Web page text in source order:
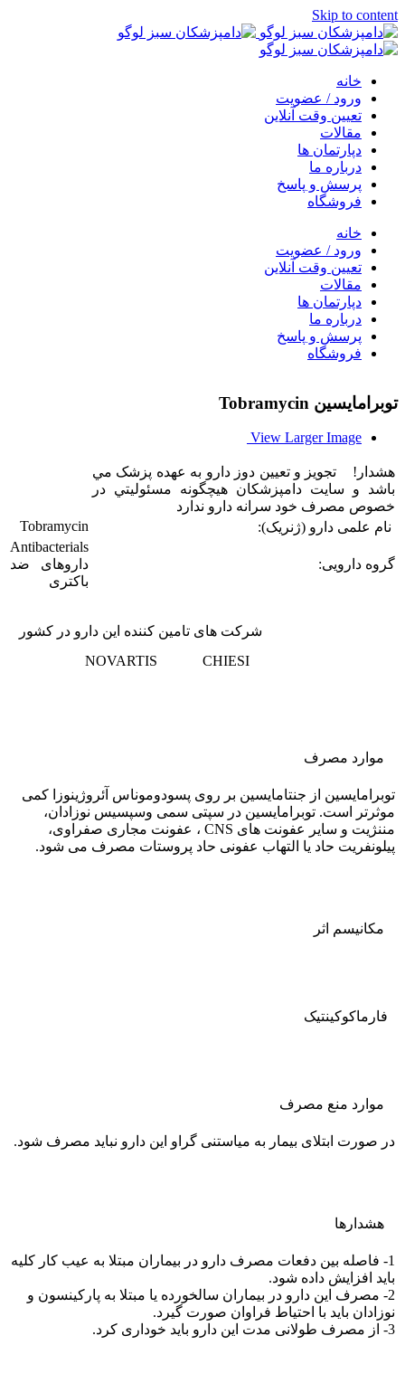
Skip to content
خانه
ورود / عضویت
تعیین وقت آنلاین
مقالات
دپارتمان ها
درباره ما
پرسش و پاسخ
فروشگاه
خانه
ورود / عضویت
تعیین وقت آنلاین
مقالات
دپارتمان ها
درباره ما
پرسش و پاسخ
فروشگاه
توبرامایسین Tobramycin
View Larger Image
هشدار! تجويز و تعيين دوز دارو به عهده پزشک مي
باشد و سایت دامپزشکان هيچگونه مسئوليتي در
خصوص مصرف خود سرانه دارو ندارد
نام علمی دارو (ژنریک):
Tobramycin
گروه دارویی:
Antibacterials
داروهای ضد
باکتری
شرکت های تامین کننده این دارو در کشور
CHIESI
NOVARTIS
موارد مصرف
توبرامایسین از جنتامایسین بر روی پسودوموناس آئروژینوزا کمی
موثرتر است. توبرامایسین در سپتی سمی وسپسیس نوزادان،
مننژیت و سایر عفونت های CNS ، عفونت مجاری صفراوی،
پیلونفریت حاد یا التهاب عفونی حاد پروستات مصرف می شود.
مکانیسم اثر
فارماکوکينتيک
موارد منع مصرف
در صورت ابتلای بیمار به میاستنی گراو این دارو نباید مصرف شود.
هشدارها
1- فاصله بین دفعات مصرف دارو در بیماران مبتلا به عیب کار کلیه
باید افزایش داده شود.
2- مصرف این دارو در بیماران سالخورده یا مبتلا به پارکینسون و
نوزادان باید با احتیاط فراوان صورت گیرد.
3- از مصرف طولانی مدت این دارو باید خوداری کرد.